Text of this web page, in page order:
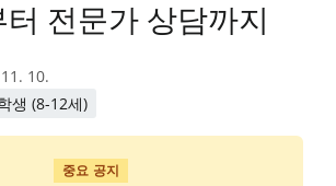
전문가 상담까지
10.
생 (8-12세)
중요 공지